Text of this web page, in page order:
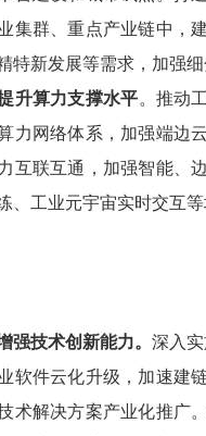
集群、重点产业链中，
特新发展等需求，加强
升算力支撑水平。推动
力网络体系，加强端边
互联互通，加强智能、
、工业元宇宙实时交互等
强技术创新能力。 深入
软件云化升级，加速建
术解决方案产业化推广